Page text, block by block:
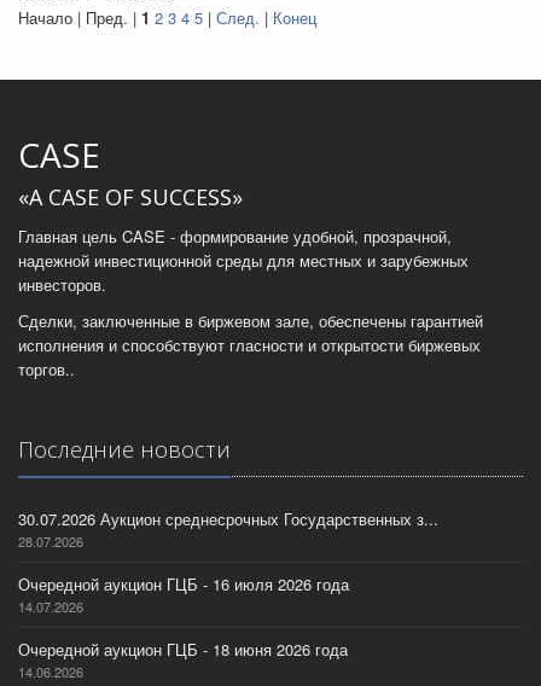
Начало | Пред. | 1 2 3 4 5 | След. | Конец
CASE
«A CASE OF SUCCESS»
Главная цель CASE - формирование удобной, прозрачной,
надежной инвестиционной среды для местных и зарубежных
инвесторов.
Сделки, заключенные в биржевом зале, обеспечены гарантией
исполнения и способствуют гласности и открытости биржевых
торгов..
Последние новости
30.07.2026 Аукцион среднесрочных Государственных з...
28.07.2026
Очередной аукцион ГЦБ - 16 июля 2026 года
14.07.2026
Очередной аукцион ГЦБ - 18 июня 2026 года
14.06.2026